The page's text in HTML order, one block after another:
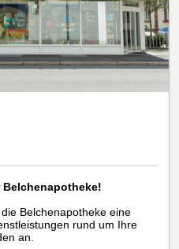
Belchenapotheke!
Belchenapotheke eine
rund um Ihre
an.